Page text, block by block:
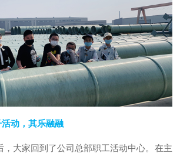
动，其乐融融
，大家回到了公司总部职工活动中心。在主